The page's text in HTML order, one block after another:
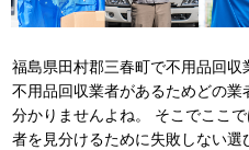
福島県田村郡三春町で不用品回
不用品回収業者があるためどの
分かりませんよね。 そこでここ
者を見分けるために失敗しない